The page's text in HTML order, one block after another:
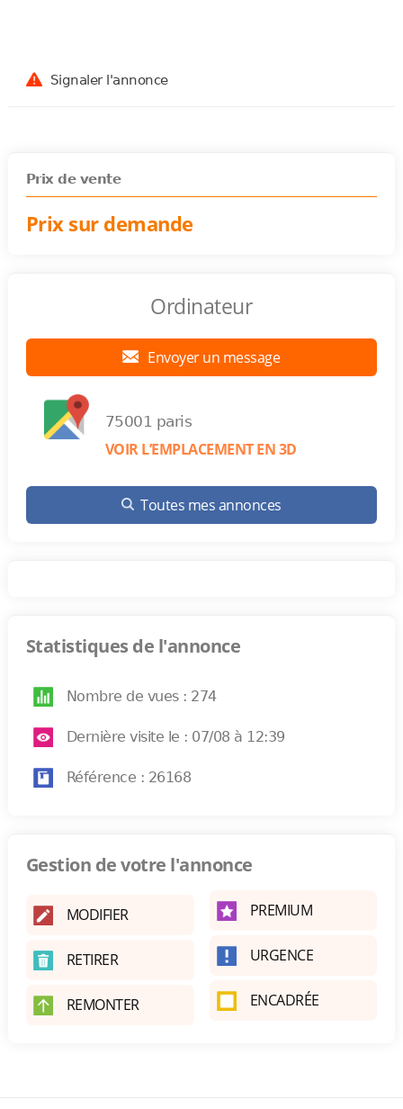
Signaler l'annonce
Prix de vente
Prix sur demande
Ordinateur
Envoyer un message
75001 paris
VOIR L’EMPLACEMENT EN 3D
Toutes mes annonces
Statistiques de l'annonce
Nombre de vues : 274
Dernière visite le : 07/08 à 12:39
Référence : 26168
Gestion de votre l'annonce
MODIFIER
RETIRER
REMONTER
PREMIUM
URGENCE
ENCADRÉE